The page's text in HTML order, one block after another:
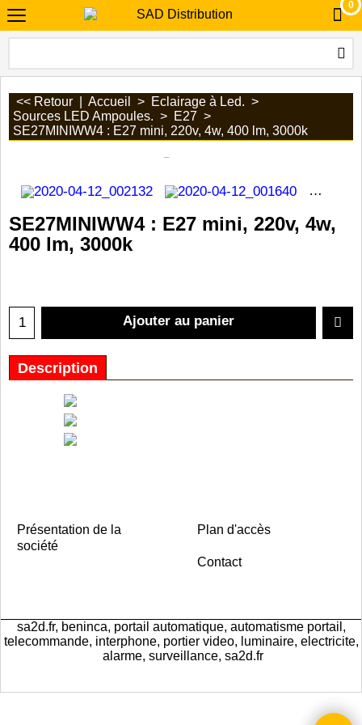
0
<< Retour Accueil > Eclairage à Led. >
Sources LED Ampoules. > E27 >
SE27MINIWW4 : E27 mini, 220v, 4w, 400 lm, 3000k
SE27MINIWW4 : E27 mini, 220v, 4w,
400 lm, 3000k
Ajouter au panier
Description
Présentation de la
société
Plan d'accès
Contact
sa2d.fr, beninca, portail automatique, automatisme portail,
telecommande, interphone, portier video, luminaire, electricite,
alarme, surveillance, sa2d.fr